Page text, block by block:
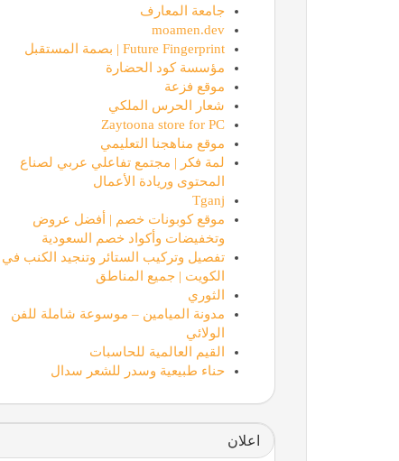
جامعة المعارف
moamen.dev
Future Fingerprint | بصمة المستقبل
مؤسسة كود الحضارة
موقع فزعة
شعار الحرس الملكي
Zaytoona store for PC
موقع مناهجنا التعليمي
لمة فكر | مجتمع تفاعلي عربي لصناع
المحتوى وريادة الأعمال
Tganj
موقع كوبونات خصم | أفضل عروض
وتخفيضات وأكواد خصم السعودية
تفصيل وتركيب الستائر وتنجيد الكنب في
الكويت | جميع المناطق
الثوري
مدونة الميامين – موسوعة شاملة للفن
الولائي
القيم العالمية للحاسبات
حناء طبيعية وسدر للشعر سدال
اعلان